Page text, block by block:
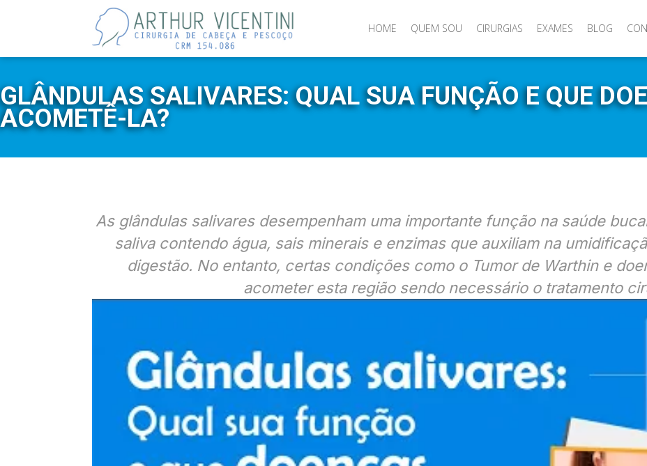
HOME QUEM SOU CIRURGIAS EXAMES BLOG
GLÂNDULAS SALIVARES: QUAL SUA FUNÇÃO E QUE
ACOMETÊ-LA?
As glândulas salivares desempenham uma importante função na saúde
saliva contendo água, sais minerais e enzimas que auxiliam na
digestão. No entanto, certas condições como o Tumor de Warthin e
acometer esta região sendo necessário o tratamento